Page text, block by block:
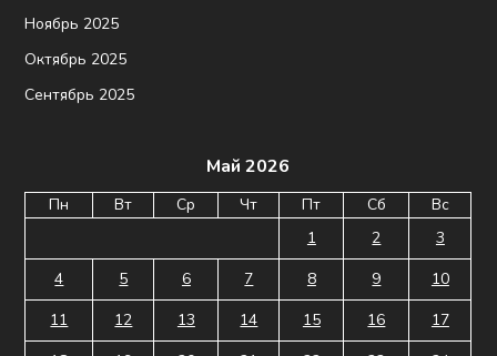
Ноябрь 2025
Октябрь 2025
Сентябрь 2025
Май 2026
Пн Вт Ср Чт Пт Сб
Вс
1
2
3
4
5 6 7 8 9
10
11
12 13 14 15 16
17